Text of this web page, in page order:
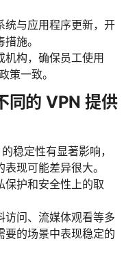
统与应用程序更新，开
施。
构，确保员工使用
策一致。
同的 VPN 提供
稳定性有显著影响，
现可能差异很大。
保护和安全性上的取
访问、流媒体观看等多
要的场景中表现稳定的